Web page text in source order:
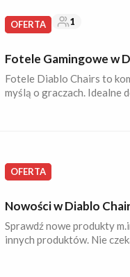
OFERTA 1
Fotele Gamingowe w
Fotele Diablo Chairs to
myślą o graczach. Idealne
OFERTA
Nowości w Diablo
Sprawdź nowe produkty
innych produktów. Nie